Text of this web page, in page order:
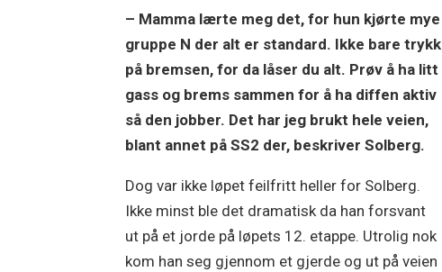
– Mamma lærte meg det, for hun kjørte mye
gruppe N der alt er standard. Ikke bare trykk
på bremsen, for da låser du alt. Prøv å ha litt
gass og brems sammen for å ha diffen aktiv
så den jobber. Det har jeg brukt hele veien,
blant annet på SS2 der, beskriver Solberg.
Dog var ikke løpet feilfritt heller for Solberg.
Ikke minst ble det dramatisk da han forsvant
ut på et jorde på løpets 12. etappe. Utrolig nok
kom han seg gjennom et gjerde og ut på veien